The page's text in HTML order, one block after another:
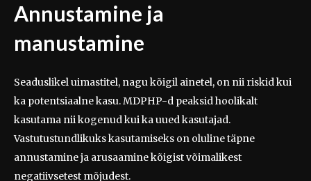
Annustamine ja
manustamine
Seaduslikel uimastitel, nagu kõigil ainetel, on nii riskid kui
ka potentsiaalne kasu. MDPHP-d peaksid hoolikalt
kasutama nii kogenud kui ka uued kasutajad.
Vastutustundlikuks kasutamiseks on oluline täpne
annustamine ja arusaamine kõigist võimalikest
negatiivsetest mõjudest.